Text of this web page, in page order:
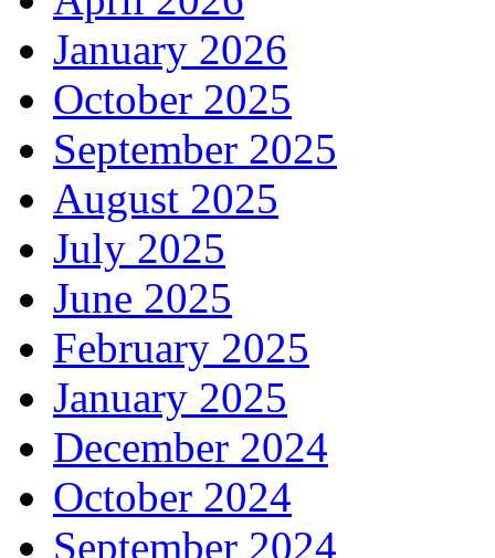
January 2026
October 2025
September 2025
August 2025
July 2025
June 2025
February 2025
January 2025
December 2024
October 2024
September 2024